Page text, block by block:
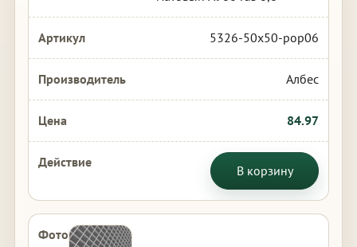
5326-50x50-pop06
Албес
84.97
В корзину